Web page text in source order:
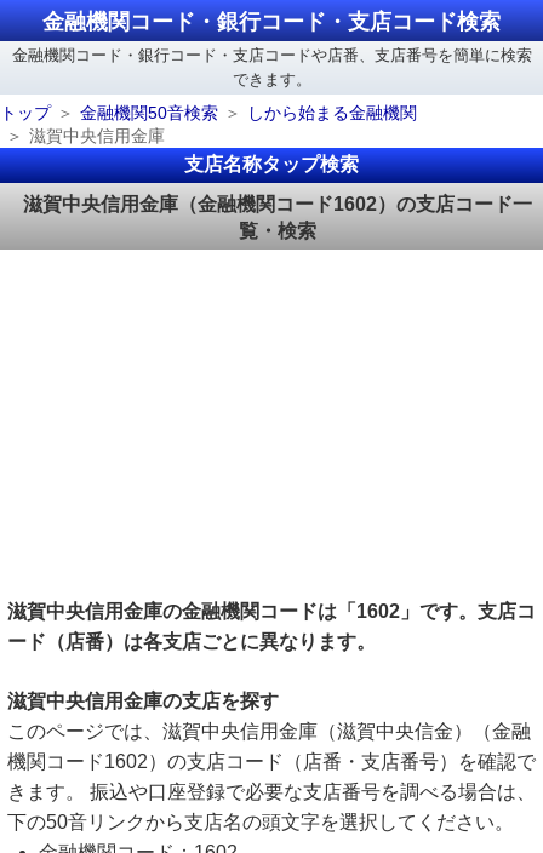
金融機関コード・銀行コード・支店コード検索
金融機関コード・銀行コード・支店コードや店番、支店番号を簡単に検索
できます。
トップ
金融機関50音検索
しから始まる金融機関
滋賀中央信用金庫
支店名称タップ検索
滋賀中央信用金庫（金融機関コード1602）の支店コード一
覧・検索
滋賀中央信用金庫の金融機関コードは「1602」です。支店コ
ード（店番）は各支店ごとに異なります。
滋賀中央信用金庫の支店を探す
このページでは、滋賀中央信用金庫（滋賀中央信金）（金融
機関コード1602）の支店コード（店番・支店番号）を確認で
きます。 振込や口座登録で必要な支店番号を調べる場合は、
下の50音リンクから支店名の頭文字を選択してください。